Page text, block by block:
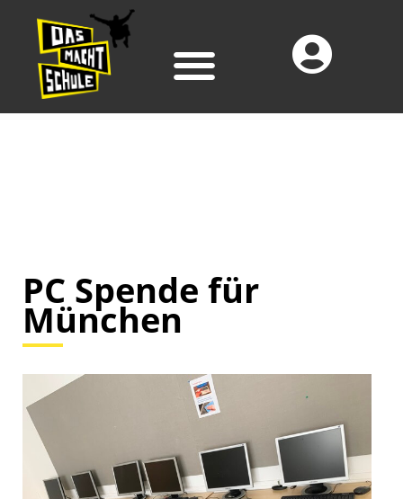
PC Spende für
München